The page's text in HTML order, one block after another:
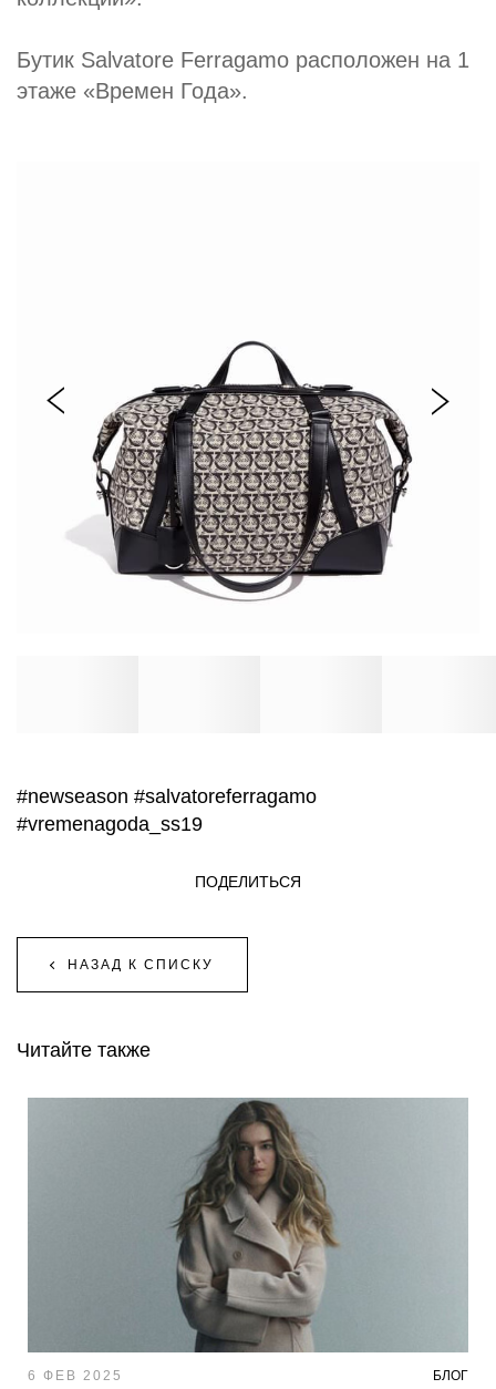
Бутик Salvatore Ferragamo расположен на 1
этаже «Времен Года».
#newseason #salvatoreferragamo
#vremenagoda_ss19
НАЗАД К СПИСКУ
ПОДЕЛИТЬСЯ
Читайте также
6 ФЕВ 2025 БЛОГ